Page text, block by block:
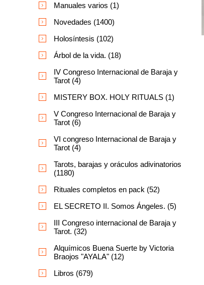
Manuales varios (1)
Novedades (1400)
Holosíntesis (102)
Árbol de la vida. (18)
IV Congreso Internacional de Baraja y
Tarot (4)
MISTERY BOX. HOLY RITUALS (1)
V Congreso Internacional de Baraja y
Tarot (6)
VI congreso Internacional de Baraja y
Tarot (4)
Tarots, barajas y oráculos adivinatorios
(1180)
Rituales completos en pack (52)
EL SECRETO II. Somos Ángeles. (5)
III Congreso internacional de Baraja y
Tarot. (32)
Alquímicos Buena Suerte by Victoria
Braojos "AYALA" (12)
Libros (679)